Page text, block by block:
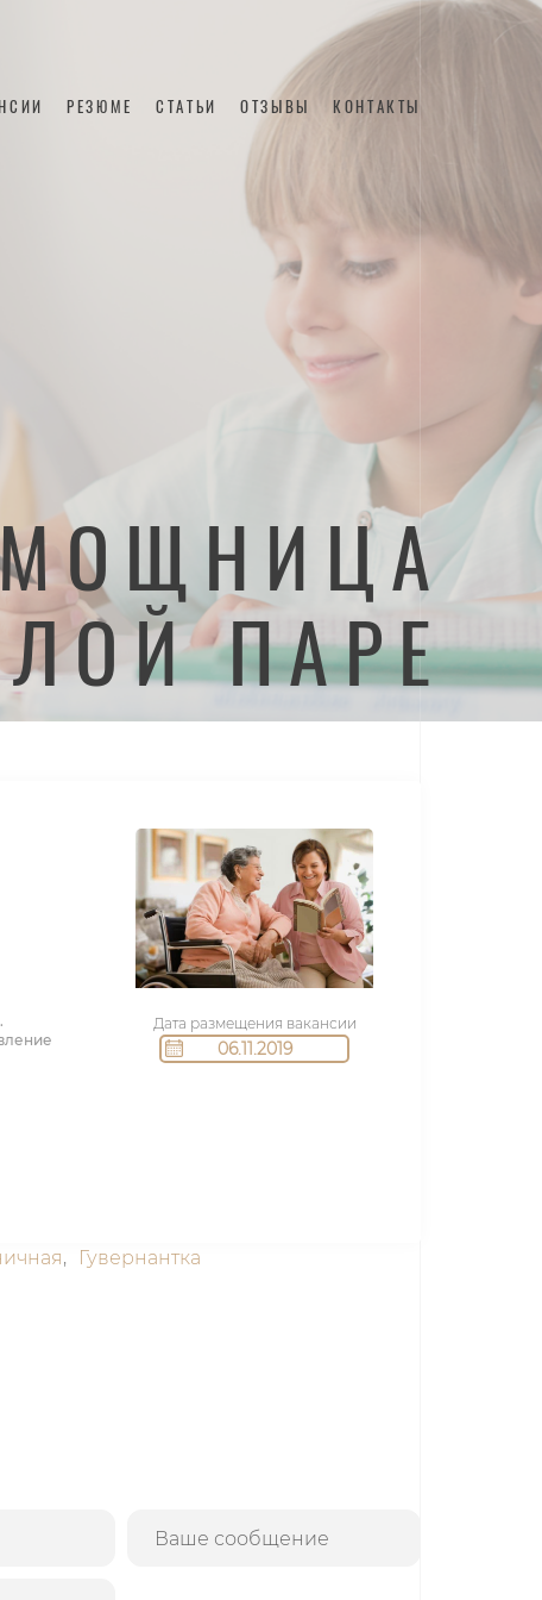
РЕЗЮМЕ СТАТЬИ ОТЗЫВЫ КОНТАКТЫ
ПАРЕ
Дата размещения вакансии
06.11.2019
, Гувернантка